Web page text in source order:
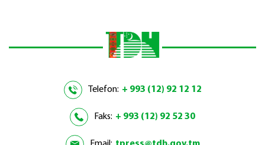
Telefon: + 993 (12) 92 12 12
Faks: + 993 (12) 92 52 30